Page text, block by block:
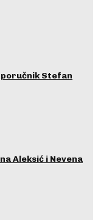
poručnik Stefan
Aleksić i Nevena